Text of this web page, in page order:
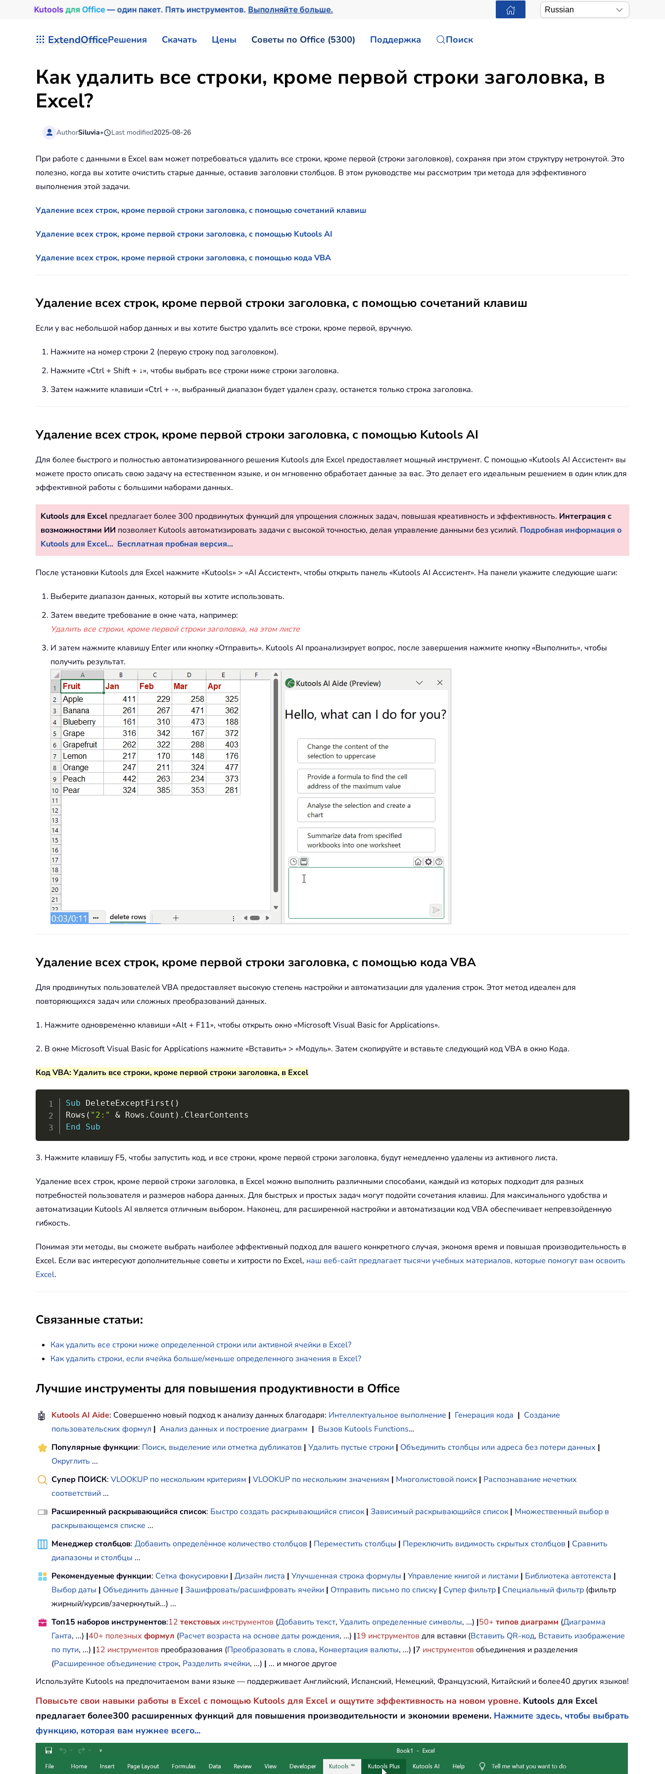
Kutools для Office— один пакет. Пять инструментов.Выполняйте больше.
ExtendOfficeРешения Скачать Цены Советы по Office (5300) Поддержка Поиск
Как удалить все строки, кроме первой строки заголовка, в
Excel?
AuthorSiluvia• Last modified2025-08-26
При работе с данными в Excel вам может потребоваться удалить все строки, кроме первой (строки заголовков), сохраняя при этом структуру нетронутой. Это
полезно, когда вы хотите очистить старые данные, оставив заголовки столбцов. В этом руководстве мы рассмотрим три метода для эффективного
выполнения этой задачи.
Удаление всех строк, кроме первой строки заголовка, с помощью сочетаний клавиш
Удаление всех строк, кроме первой строки заголовка, с помощью Kutools AI
Удаление всех строк, кроме первой строки заголовка, с помощью кода VBA
Удаление всех строк, кроме первой строки заголовка, с помощью сочетаний клавиш
Если у вас небольшой набор данных и вы хотите быстро удалить все строки, кроме первой, вручную.
Нажмите на номер строки 2 (первую строку под заголовком).
Нажмите «Ctrl + Shift + ↓», чтобы выбрать все строки ниже строки заголовка.
Затем нажмите клавиши «Ctrl + -», выбранный диапазон будет удален сразу, останется только строка заголовка.
Удаление всех строк, кроме первой строки заголовка, с помощью Kutools AI
Для более быстрого и полностью автоматизированного решения Kutools для Excel предоставляет мощный инструмент. С помощью «Kutools AI Ассистент» вы
можете просто описать свою задачу на естественном языке, и он мгновенно обработает данные за вас. Это делает его идеальным решением в один клик для
эффективной работы с большими наборами данных.
Kutools для Excel предлагает более 300 продвинутых функций для упрощения сложных задач, повышая креативность и эффективность. Интеграция с
возможностями ИИ позволяет Kutools автоматизировать задачи с высокой точностью, делая управление данными без усилий. Подробная информация о
Kutools для Excel... Бесплатная пробная версия...
После установки Kutools для Excel нажмите «Kutools» > «AI Ассистент», чтобы открыть панель «Kutools AI Ассистент». На панели укажите следующие шаги:
Выберите диапазон данных, который вы хотите использовать.
Затем введите требование в окне чата, например:
Удалить все строки, кроме первой строки заголовка, на этом листе
И затем нажмите клавишу Enter или кнопку «Отправить». Kutools AI проанализирует вопрос, после завершения нажмите кнопку «Выполнить», чтобы
получить результат.
Удаление всех строк, кроме первой строки заголовка, с помощью кода VBA
Для продвинутых пользователей VBA предоставляет высокую степень настройки и автоматизации для удаления строк. Этот метод идеален для
повторяющихся задач или сложных преобразований данных.
1. Нажмите одновременно клавиши «Alt + F11», чтобы открыть окно «Microsoft Visual Basic for Applications».
2. В окне Microsoft Visual Basic for Applications нажмите «Вставить» > «Модуль». Затем скопируйте и вставьте следующий код VBA в окно Кода.
Код VBA: Удалить все строки, кроме первой строки заголовка, в Excel
Sub DeleteExceptFirst ( )
Rows ( "2:" & Rows . Count ) .
End
Sub
3. Нажмите клавишу F5, чтобы запустить код, и все строки, кроме первой строки заголовка, будут немедленно удалены из активного листа.
Удаление всех строк, кроме первой строки заголовка, в Excel можно выполнить различными способами, каждый из которых подходит для разных
потребностей пользователя и размеров набора данных. Для быстрых и простых задач могут подойти сочетания клавиш. Для максимального удобства и
автоматизации Kutools AI является отличным выбором. Наконец, для расширенной настройки и автоматизации код VBA обеспечивает непревзойденную
гибкость.
Понимая эти методы, вы сможете выбрать наиболее эффективный подход для вашего конкретного случая, экономя время и повышая производительность в
Excel. Если вас интересуют дополнительные советы и хитрости по Excel, наш веб-сайт предлагает тысячи учебных материалов, которые помогут вам освоить
Excel.
Связанные статьи:
Как удалить все строки ниже определенной строки или активной ячейки в Excel?
Как удалить строки, если ячейка больше/меньше определенного значения в Excel?
Лучшие инструменты для повышения продуктивности в Office
🤖 Kutools AI Aide: Совершенно новый подход к анализу данных благодаря: Интеллектуальное выполнение | Генерация кода | Создание
пользовательских формул | Анализ данных и построение диаграмм | Вызов Kutools Functions…
Популярные функции: Поиск, выделение или отметка дубликатов | Удалить пустые строки | Объединить столбцы или адреса без потери данных |
Округлить ...
Супер ПОИСК: VLOOKUP по нескольким критериям | VLOOKUP по нескольким значениям | Многолистовой поиск | Распознавание нечетких
соответствий ...
Расширенный раскрывающийся список: Быстро создать раскрывающийся список | Зависимый раскрывающийся список | Множественный выбор в
раскрывающемся списке ...
Менеджер столбцов: Добавить определённое количество столбцов | Переместить столбцы | Переключить видимость скрытых столбцов | Сравнить
диапазоны и столбцы ...
Рекомендуемые функции: Сетка фокусировки | Дизайн листа | Улучшенная строка формулы | Управление книгой и листами | Библиотека автотекста |
Выбор даты | Объединить данные | Зашифровать/расшифровать ячейки | Отправить письмо по списку | Супер фильтр | Специальный фильтр (фильтр
жирный/курсив/зачеркнутый...) ...
Топ15 наборов инструментов:12 текстовых инструментов (Добавить текст, Удалить определенные символы, ...) |50+ типов диаграмм (Диаграмма
Ганта, ...) |40+ полезных формул (Расчет возраста на основе даты рождения, ...) |19 инструментов для вставки (Вставить QR-код, Вставить изображение
по пути, ...) |12 инструментов преобразования (Преобразовать в слова, Конвертация валюты, ...) |7 инструментов объединения и разделения
(Расширенное объединение строк, Разделить ячейки, ...) | ... и многое другое
Используйте Kutools на предпочитаемом вами языке — поддерживает Английский, Испанский, Немецкий, Французский, Китайский и более40 других языков!
Повысьте свои навыки работы в Excel с помощью Kutools для Excel и ощутите эффективность на новом уровне. Kutools для Excel
предлагает более300 расширенных функций для повышения производительности и экономии времени. Нажмите здесь, чтобы выбрать
функцию, которая вам нужнее всего...